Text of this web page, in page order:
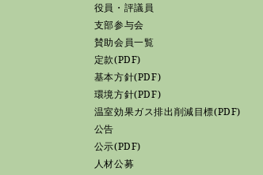
役員・評議員
支部参与会
賛助会員一覧
定款(PDF)
基本方針(PDF)
環境方針(PDF)
温室効果ガス排出削減目標(PDF)
公告
公示(PDF)
人材公募